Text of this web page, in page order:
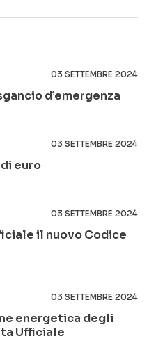
03 SETTEMBRE 2024
d’emergenza
03 SETTEMBRE 2024
di euro
03 SETTEMBRE 2024
il nuovo Codice
03 SETTEMBRE 2024
energetica degli
Ufficiale